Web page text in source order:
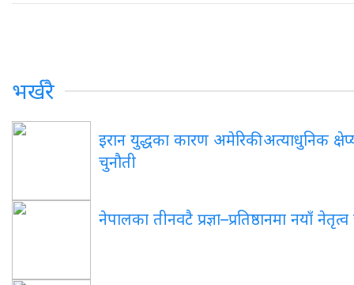
भर्खरै
इरान युद्धका कारण अमेरिकी अत्याधुनिक
चुनौती
नेपालका तीनवटै प्रज्ञा–प्रतिष्ठानमा नयाँ